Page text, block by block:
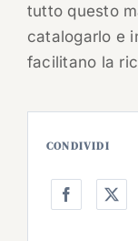
tutto questo
catalogarlo e
facilitano la
CONDIVIDI